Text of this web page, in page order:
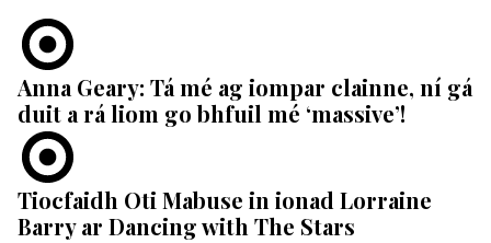
Anna Geary: Tá mé ag iompar clainne, ní gá
duit a rá liom go bhfuil mé ‘massive’!
Tiocfaidh Oti Mabuse in ionad Lorraine
Barry ar Dancing with The Stars